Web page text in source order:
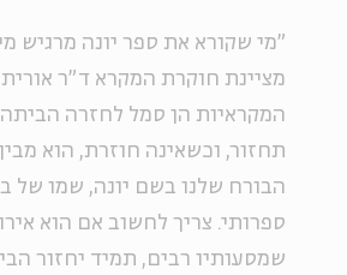
"מי שקורא את ספר יונה מרגיש
מציינת חוקרת המקרא ד"ר אורית
המקראיות הן סמל לחזרה
תחזור, וכשאינה חוזרת, הוא
הבורח שלנו בשם יונה, שמו
ספרותי. צריך לחשוב אם הוא
שמסעותיו רבים, תמיד יחזור